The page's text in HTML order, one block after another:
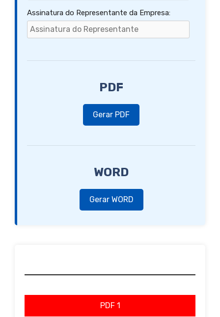
Assinatura do Representante da Empresa:
PDF
Gerar PDF
WORD
Gerar WORD
PDF 1